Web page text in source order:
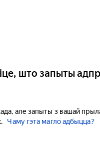
што запыты
але запыты з вашай
Чаму гэта магло адбыцца?